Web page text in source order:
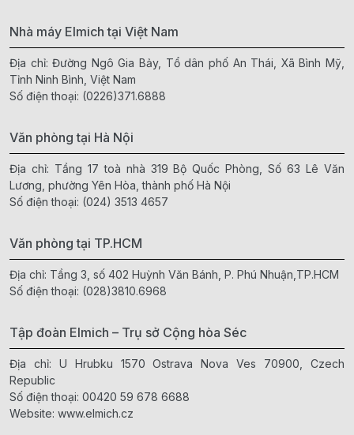
Nhà máy Elmich tại Việt Nam
Địa chỉ: Đường Ngô Gia Bảy, Tổ dân phố An Thái, Xã Bình Mỹ,
Tỉnh Ninh Bình, Việt Nam
Số điện thoại: (0226)371.6888
Văn phòng tại Hà Nội
Địa chỉ: Tầng 17 toà nhà 319 Bộ Quốc Phòng, Số 63 Lê Văn
Lương, phường Yên Hòa, thành phố Hà Nội
Số điện thoại: (024) 3513 4657
Văn phòng tại TP.HCM
Địa chỉ: Tầng 3, số 402 Huỳnh Văn Bánh, P. Phú Nhuận,TP.HCM
Số điện thoại: (028)3810.6968
Tập đoàn Elmich – Trụ sở Cộng hòa Séc
Địa chỉ: U Hrubku 1570 Ostrava Nova Ves 70900, Czech
Republic
Số điện thoại: 00420 59 678 6688
Website: www.elmich.cz